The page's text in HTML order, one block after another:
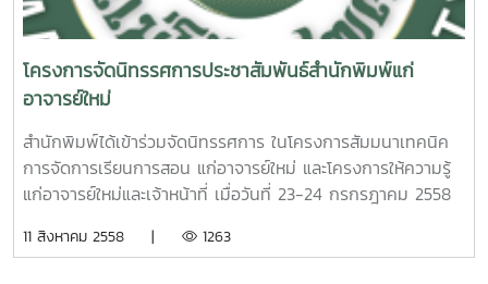
โครงการจัดนิทรรศการประชาสัมพันธ์สำนักพิมพ์แก่
อาจารย์ใหม่
สำนักพิมพ์ได้เข้าร่วมจัดนิทรรศการ ในโครงการสัมมนาเทคนิค
การจัดการเรียนการสอน แก่อาจารย์ใหม่ และโครงการให้ความรู้
แก่อาจารย์ใหม่และเจ้าหน้าที่ เมื่อวันที่ 23-24 กรกรฎาคม 2558
นิทรรศการดังกล่าวเพื่อเป็นการประชาสัมพันธ์เผยแพร่การให้
11 สิงหาคม 2558 | 1263